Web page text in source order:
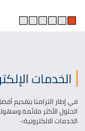
الخدمات
في إطار التزامنا بتقديم
الحلول الأكثر ملائمة
الخدمات الالكترونية:-